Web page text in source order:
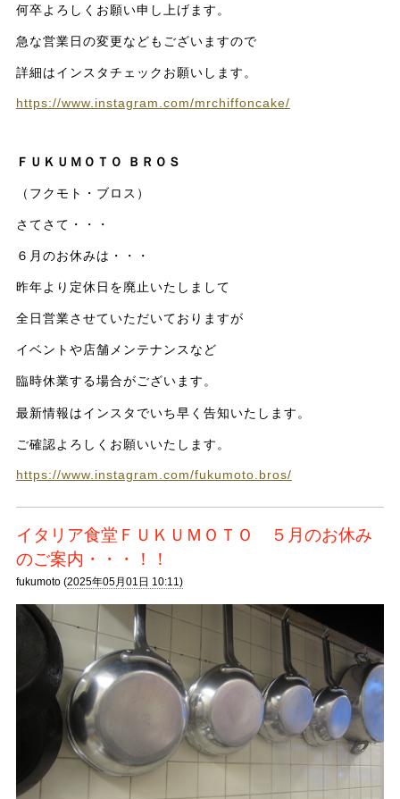
何卒よろしくお願い申し上げます。
急な営業日の変更などもございますので
詳細はインスタチェックお願いします。
https://www.instagram.com/mrchiffoncake/
ＦＵＫＵＭＯＴＯ ＢＲＯＳ
（フクモト・ブロス）
さてさて・・・
６月のお休みは・・・
昨年より定休日を廃止いたしまして
全日営業させていただいておりますが
イベントや店舗メンテナンスなど
臨時休業する場合がございます。
最新情報はインスタでいち早く告知いたします。
ご確認よろしくお願いいたします。
https://www.instagram.com/fukumoto.bros/
イタリア食堂ＦＵＫＵＭＯＴＯ ５月のお休み
のご案内・・・！！
fukumoto (2025年05月01日 10:11)